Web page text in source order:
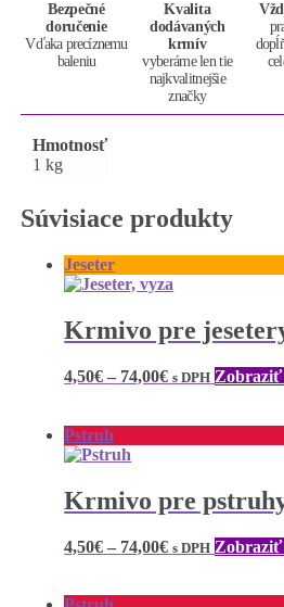
Bezpečné
doručenie
Vďaka precíznemu
baleniu
Kvalita
dodávaných
krmív
vyberáme len tie
najkvalitnejšie
značky
Hmotnosť
1 kg
Súvisiace produkty
Jeseter
Krmivo pre
4,50€ – 74,00€Price
s DPH
Pstruh
Krmivo pre
4,50€ – 74,00€Price
s DPH